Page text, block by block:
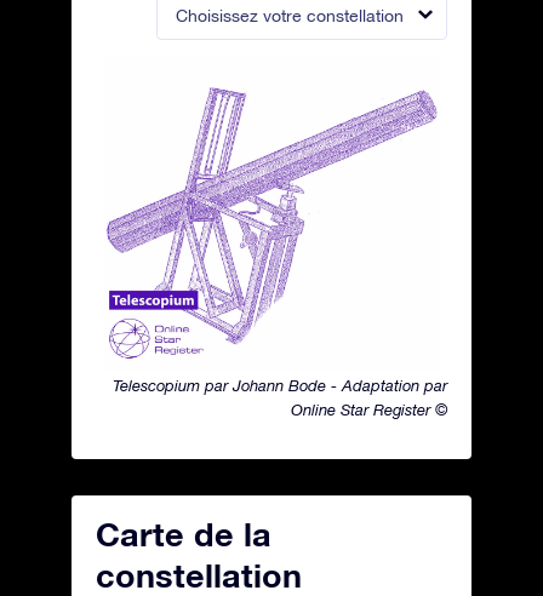
Choisissez votre constellation
Telescopium par Johann Bode - Adaptation par
Online Star Register ©
Carte de la
constellation